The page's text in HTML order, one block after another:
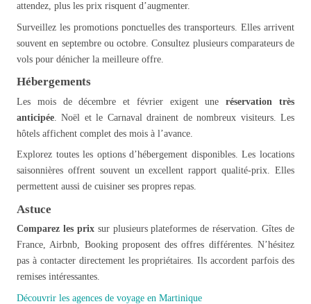
attendez, plus les prix risquent d’augmenter.
Surveillez les promotions ponctuelles des transporteurs. Elles arrivent
souvent en septembre ou octobre. Consultez plusieurs comparateurs de
vols pour dénicher la meilleure offre.
Hébergements
Les mois de décembre et février exigent uneréservation très
anticipée . Noël et le Carnaval drainent de nombreux visiteurs. Les
hôtels affichent complet des mois à l’avance.
Explorez toutes les options d’hébergement disponibles. Les locations
saisonnières offrent souvent un excellent rapport qualité-prix. Elles
permettent aussi de cuisiner ses propres repas.
Astuce
Comparez les prixsur plusieurs plateformes de réservation. Gîtes de
France, Airbnb, Booking proposent des offres différentes. N’hésitez
pas à contacter directement les propriétaires. Ils accordent parfois des
remises intéressantes.
Découvrir les agences de voyage en Martinique